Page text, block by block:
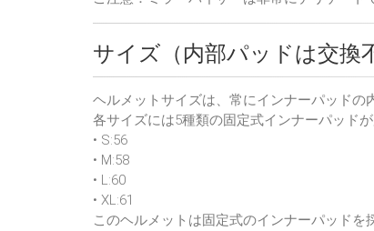
サイズ（内部パッドは交換
ヘルメットサイズは、常にインナーパッドの
各サイズには5種類の固定式インナーパッド
• S:56
• M:58
• L:60
• XL:61
このヘルメットは固定式のインナーパッド